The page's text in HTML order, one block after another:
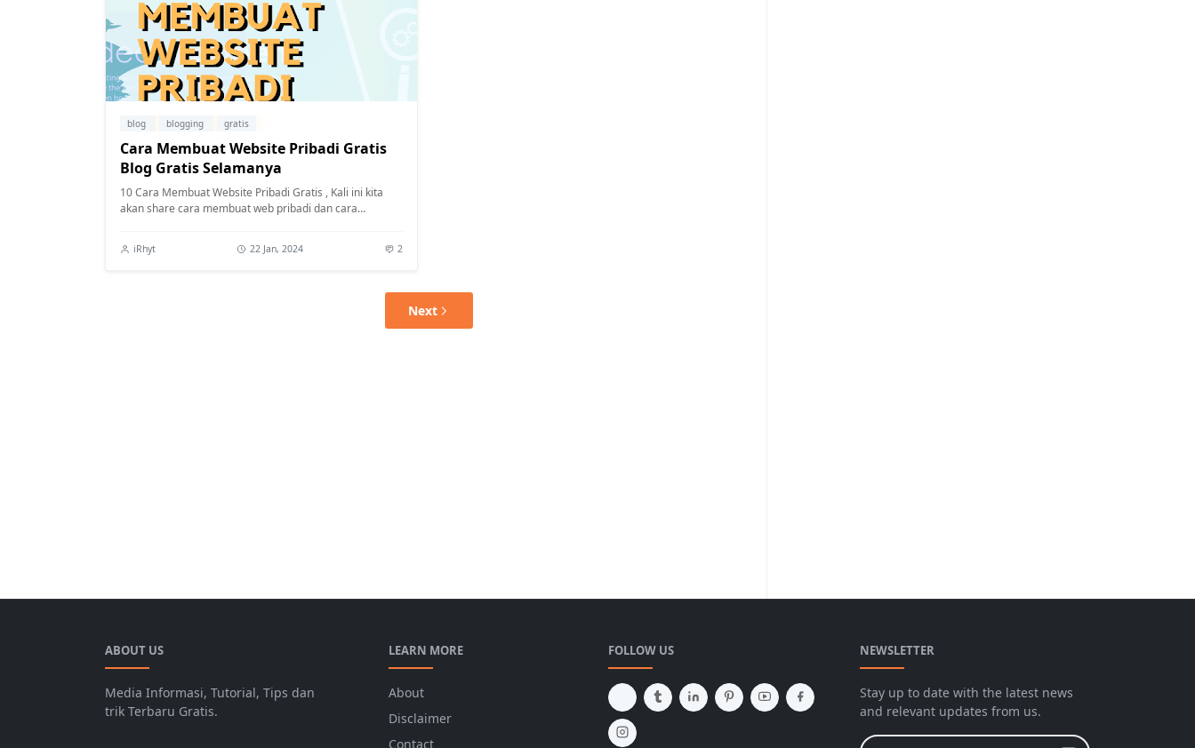
blog blogging gratis
Cara Membuat Website Pribadi Gratis
Blog Gratis Selamanya
10 Cara Membuat Website Pribadi Gratis , Kali ini kita
akan share cara membuat web pribadi dan cara
iRhyt 22 Jan, 2024 2
Next
ABOUT US
Media Informasi, Tutorial, Tips dan
trik Terbaru Gratis.
LEARN MORE
About
Disclaimer
Contact
FOLLOW US NEWSLETTER
Stay up to date with the latest news
and relevant updates from us.